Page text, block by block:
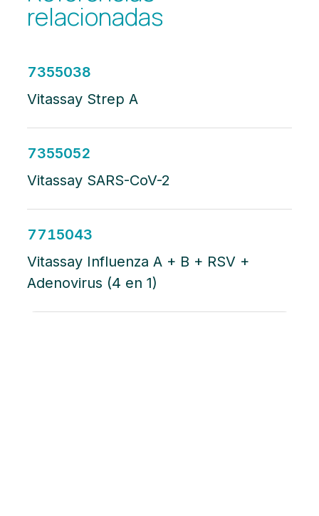
relacionadas
7355038
Vitassay Strep A
7355052
Vitassay SARS-CoV-2
7715043
Vitassay Influenza A + B + RSV +
Adenovirus (4 en 1)